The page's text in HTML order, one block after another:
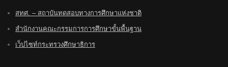
สทศ. – สถาบันทดสอบทางการศึกษาแห่งชาติ
สำนักงานคณะกรรมการการศึกษาขั้นพื้นฐาน
เว็ปไซท์กระทรวงศึกษาธิการ